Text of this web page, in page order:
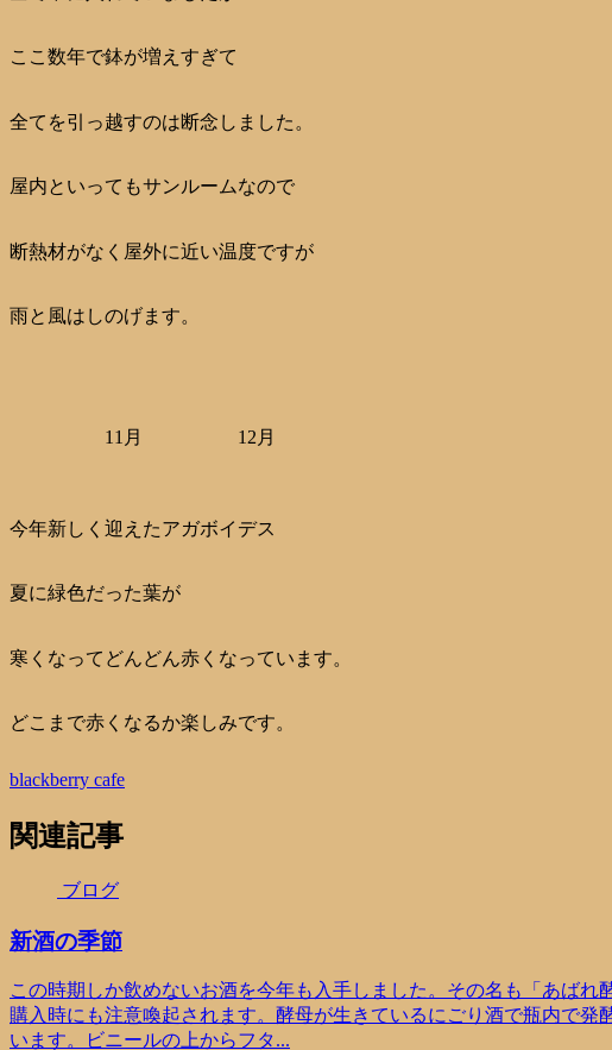
ここ数年で鉢が増えすぎて
全てを引っ越すのは断念しました。
屋内といってもサンルームなので
断熱材がなく屋外に近い温度ですが
雨と風はしのげます。
11月 12月
今年新しく迎えたアガボイデス
夏に緑色だった葉が
寒くなってどんどん赤くなっています。
どこまで赤くなるか楽しみです。
blackberry cafe
関連記事
ブログ
新酒の季節
この時期しか飲めないお酒を今年も入手しました。その名も「あば
購入時にも注意喚起されます。酵母が生きているにごり酒で瓶内で発
います。ビニールの上からフタ...